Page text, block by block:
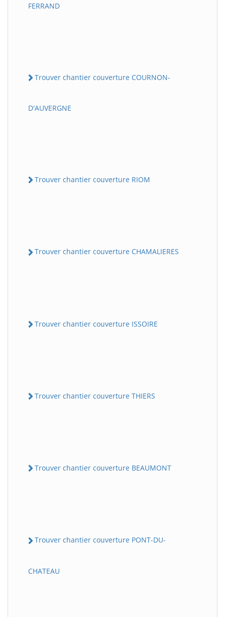
FERRAND
Trouver chantier couverture COURNON-
D'AUVERGNE
Trouver chantier couverture RIOM
Trouver chantier couverture CHAMALIERES
Trouver chantier couverture ISSOIRE
Trouver chantier couverture THIERS
Trouver chantier couverture BEAUMONT
Trouver chantier couverture PONT-DU-
CHATEAU